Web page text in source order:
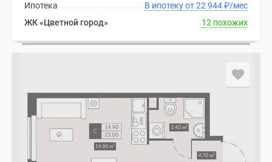
В ипотеку от 22 944₽/мес
Ипотека
ЖК «Цветной город»
12 похожих